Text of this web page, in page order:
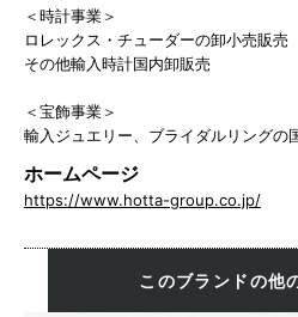
＜時計事業＞
ロレックス・チューダーの卸小売販売
その他輸入時計国内卸販売
＜宝飾事業＞
輸入ジュエリー、ブライダルリングの
ホームページ
https://www.hotta-group.co.jp/
このブランドの他